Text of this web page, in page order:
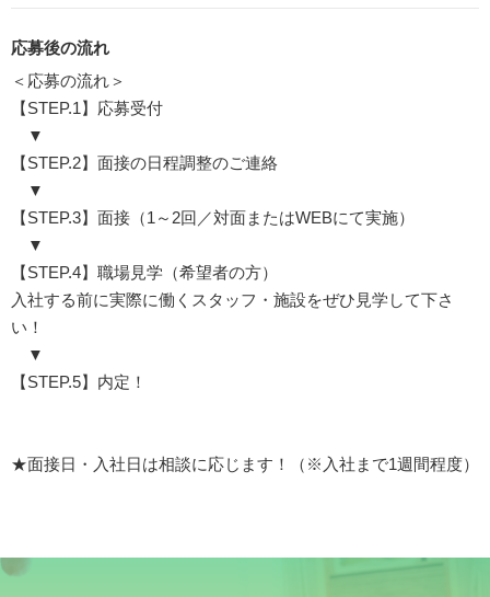
応募後の流れ
＜応募の流れ＞
【STEP.1】応募受付
▼
【STEP.2】面接の日程調整のご連絡
▼
【STEP.3】面接（1～2回／対面またはWEBにて実施）
▼
【STEP.4】職場見学（希望者の方）
入社する前に実際に働くスタッフ・施設をぜひ見学して下さ
い！
▼
【STEP.5】内定！
★面接日・入社日は相談に応じます！（※入社まで1週間程度）